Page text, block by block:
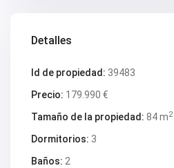
V2648
V2650
V2657
V2664
V2670
V2671
V2673
Detalles
Id de propiedad: 39483
Precio: 179.990 €
Tamaño de la propiedad: 84 m2
Dormitorios: 3
Baños: 2